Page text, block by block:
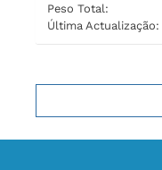
Peso Total:
Última Actualização: